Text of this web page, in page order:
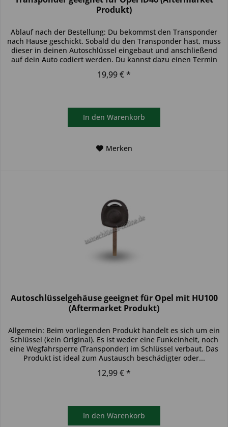
Produkt)
Ablauf nach der Bestellung: Du bekommst den Transponder
nach Hause geschickt. Sobald du den Transponder hast, muss
dieser in deinen Autoschlüssel eingebaut und anschließend
auf dein Auto codiert werden. Du kannst dazu einen Termin
19,99 € *
In den Warenkorb
Merken
Autoschlüsselgehäuse geeignet für Opel mit HU100
(Aftermarket Produkt)
Allgemein: Beim vorliegenden Produkt handelt es sich um ein
Schlüssel (kein Original). Es ist weder eine Funkeinheit, noch
eine Wegfahrsperre (Transponder) im Schlüssel verbaut. Das
Produkt ist ideal zum Austausch beschädigter oder...
12,99 € *
In den Warenkorb